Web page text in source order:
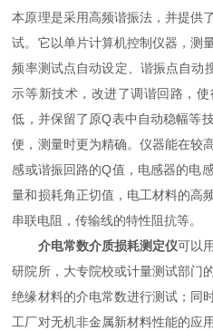
本原理是采用高频谐振法，并提供
试。它以单片计算机控制仪器，测
频率测试点自动设定、谐振点自动
示等新技术，改进了调谐回路，
低，并保留了原Q表中自动稳幅等
便，测量时更为精确。仪器能在较
感或谐振回路的Q值，电感器的电
量和损耗角正切值，电工材料的高
串联电阻，传输线的特性阻抗等。
介电常数介质损耗测定仪可以
研院所，大专院校或计量测试部门
绝缘材料的介电常数进行测试；同
工厂对无机非金属新材料性能的应